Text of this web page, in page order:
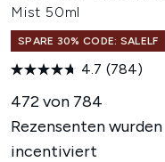
Mist 50ml
SPARE 30% CODE: SALELF
4.7 (784)
472 von 784
Rezensenten wurden
incentiviert